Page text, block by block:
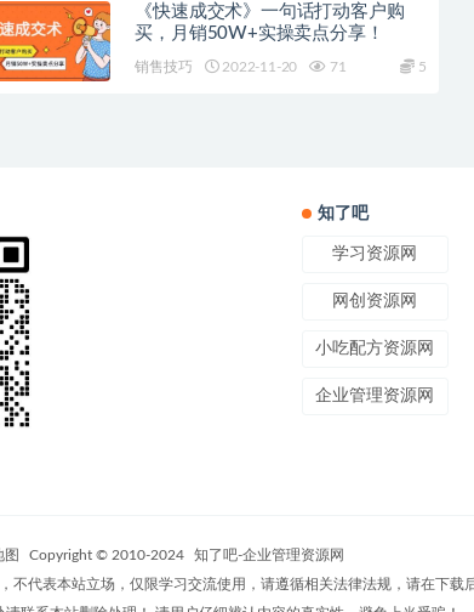
《快速成交术》一句话打动客户购
买，月销50W+实操卖点分享！
销售技巧 2022-11-20 71 5
知了吧
学习资源网
网创资源网
小吃配方资源网
企业管理资源网
图 Copyright © 2010-2024
知了吧-企业管理资源网
不代表本站立场，仅限学习交流使用，请遵循相关法律法规，请在下载